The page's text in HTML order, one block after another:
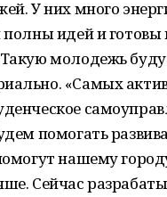
У них много
полны идей и готовы
молодежь
«Самых
помогать
нашему
Сейчас